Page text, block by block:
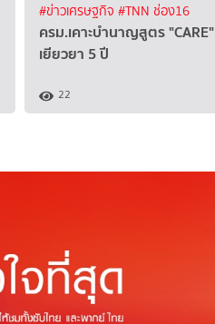
#ข่าวเศรษฐกิจ #TNN ช่อง16
ครม.เคาะบำนาญสูตร "CARE"
เยียวยา 5 ปี
22